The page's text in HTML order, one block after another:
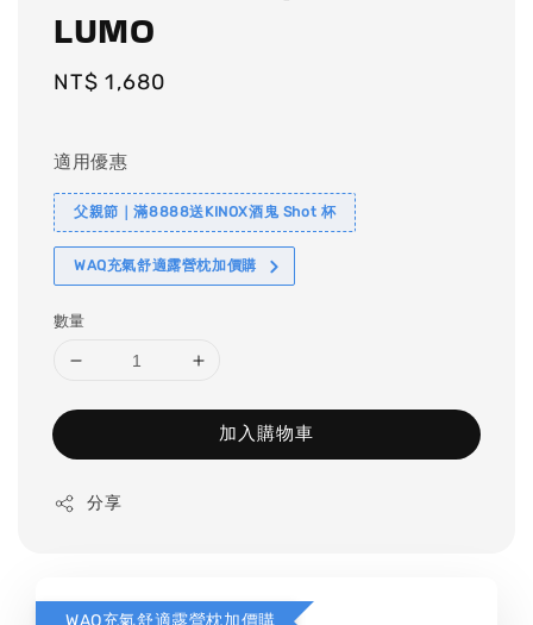
LUMO
Regular
NT$ 1,680
適用優惠
父親節｜滿8888送KINOX酒鬼 Shot 杯
WAQ充氣舒適露營枕加價購
數量
加入購物車
分享